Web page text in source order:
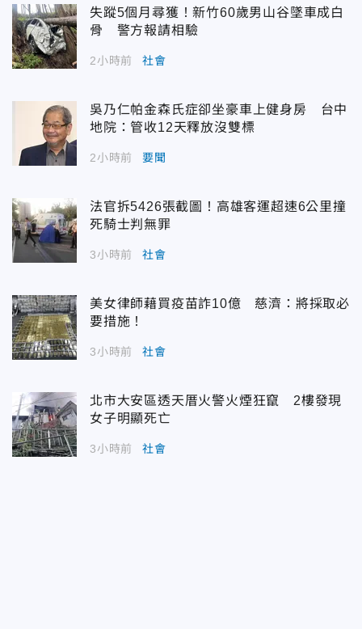
失蹤5個月尋獲！新竹60歲男山谷墜車成白
骨 警方報請相驗
2小時前 社會
吳乃仁帕金森氏症卻坐豪車上健身房 台中
地院：管收12天釋放沒雙標
2小時前 要聞
法官拆5426張截圖！高雄客運超速6公里撞
死騎士判無罪
3小時前 社會
美女律師藉買疫苗詐10億 慈濟：將採取必
要措施！
3小時前 社會
北市大安區透天厝火警火煙狂竄 2樓發現
女子明顯死亡
3小時前 社會